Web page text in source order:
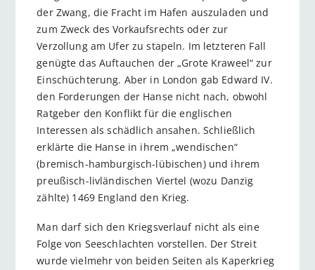
der Zwang, die Fracht im Hafen auszuladen und
zum Zweck des Vorkaufsrechts oder zur
Verzollung am Ufer zu stapeln. Im letzteren Fall
genügte das Auftauchen der „Grote Kraweel“ zur
Einschüchterung. Aber in London gab Edward IV.
den Forderungen der Hanse nicht nach, obwohl
Ratgeber den Konflikt für die englischen
Interessen als schädlich ansahen. Schließlich
erklärte die Hanse in ihrem „wendischen“
(bremisch-hamburgisch-lübischen) und ihrem
preußisch-livländischen Viertel (wozu Danzig
zählte) 1469 England den Krieg.
Man darf sich den Kriegsverlauf nicht als eine
Folge von Seeschlachten vorstellen. Der Streit
wurde vielmehr von beiden Seiten als Kaperkrieg